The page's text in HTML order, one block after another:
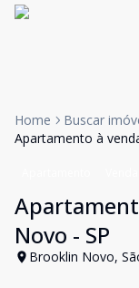
Home
Buscar
Apartamento à
Novo - SP
Brooklin Novo,